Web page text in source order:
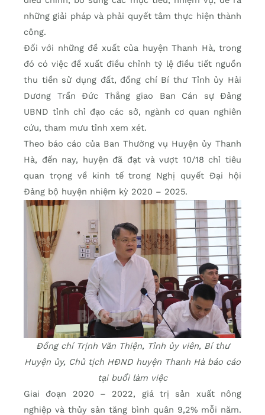
những giải pháp và phải quyết tâm thực hiện thành
công.
Đối với những đề xuất của huyện Thanh Hà, trong
đó có việc đề xuất điều chỉnh tỷ lệ điều tiết nguồn
thu tiền sử dụng đất, đồng chí Bí thư Tỉnh ủy Hải
Dương Trần Đức Thắng giao Ban Cán sự Đảng
UBND tỉnh chỉ đạo các sở, ngành cơ quan nghiên
cứu, tham mưu tỉnh xem xét.
Theo báo cáo của Ban Thường vụ Huyện ủy Thanh
Hà, đến nay, huyện đã đạt và vượt 10/18 chỉ tiêu
quan trọng về kinh tế trong Nghị quyết Đại hội
Đảng bộ huyện nhiệm kỳ 2020 – 2025.
Đồng chí Trịnh Văn Thiện, Tỉnh ủy viên, Bí thư
Huyện ủy, Chủ tịch HĐND huyện Thanh Hà báo cáo
tại buổi làm việc
Giai đoạn 2020 – 2022, giá trị sản xuất nông
nghiệp và thủy sản tăng bình quân 9,2% mỗi năm.